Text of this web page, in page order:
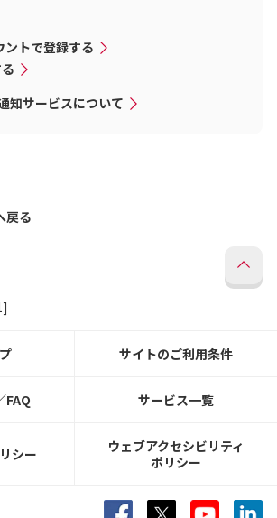
ントで登録する
知サービスについて
戻る
サイトのご利用条件
FAQ サービス一覧
シー
ウェブアクセシビリティ
ポリシー